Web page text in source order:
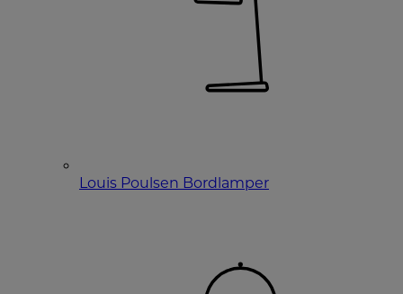
Louis Poulsen Bordlamper